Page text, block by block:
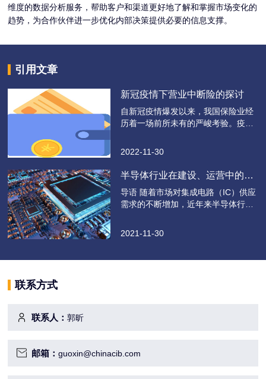
维度的数据分析服务，帮助客户和渠道更好地了解和掌握市场变化的
趋势，为合作伙伴进一步优化内部决策提供必要的信息支撑。
引用文章
新冠疫情下营业中断险的探讨
自新冠疫情爆发以来，我国保险业经
历着一场前所未有的严峻考验。疫情
分企业因疫情遭遇到订单取消、供应
况。众多行业发展速度放缓，企业利
润大幅度下滑，给很多生产型企业和
服务业带来了巨大的影响。 今年3月
份，上海市也经历了一轮较严重的新
2022-11-30
半导体行业在建设、运营中的风
险与保险
导语 随着市场对集成电路（IC）供应
需求的不断增加，近年来半导体行业
10月27日，集共体（全称中国集成电
2021-11-30
联系方式
联系人：郭昕
邮箱：guoxin@chinacib.com